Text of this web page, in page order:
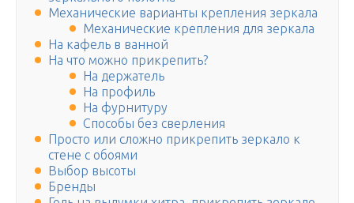
Механические варианты крепления зеркала
Механические крепления для зеркала
На кафель в ванной
На что можно прикрепить?
На держатель
На профиль
На фурнитуру
Способы без сверления
Просто или сложно прикрепить зеркало к
стене с обоями
Выбор высоты
Бренды